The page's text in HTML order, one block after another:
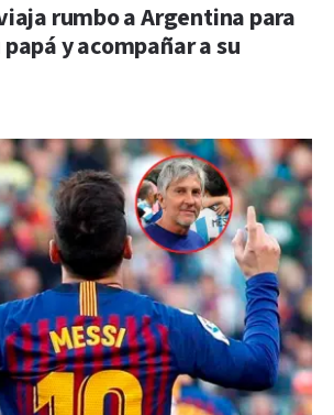
rumbo a Argentina para
y acompañar a su